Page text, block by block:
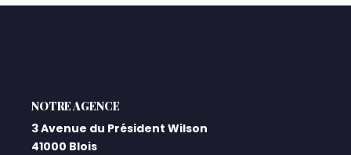
L'AGENCE
3 Avenue du Président Wilson
41000 Blois